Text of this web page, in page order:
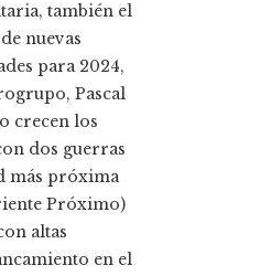
también el
nuevas
para 2024,
Pascal
crecen los
dos guerras
más próxima
Próximo)
altas
en el